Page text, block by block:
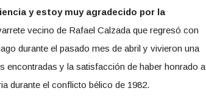
y estoy muy agradecido por la
vecino de Rafael Calzada que regresó con
durante el pasado mes de abril y vivieron una
encontradas y la satisfacción de haber honrado a
durante el conflicto bélico de 1982.